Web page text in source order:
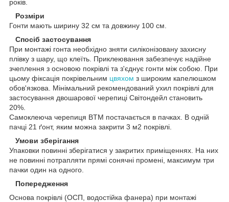
років.
Розміри
Гонти мають ширину 32 см та довжину 100 см.
Спосіб застосування
При монтажі гонта необхідно зняти силіконізовану захисну
плівку з шару, що клеїть. Приклеювання забезпечує надійне
зчеплення з основою покрівлі та з'єднує гонти між собою. При
цьому фіксація покрівельним цвяхом з широким капелюшком
обов'язкова. Мінімальний рекомендований ухил покрівлі для
застосування двошарової черепиці Світондейл становить
20%.
Самоклеюча черепиця BTM постачається в пачках. В одній
пачці 21 ґонт, яким можна закрити 3 м2 покрівлі.
Умови зберігання
Упаковки повинні зберігатися у закритих приміщеннях. На них
не повинні потрапляти прямі сонячні промені, максимум три
пачки один на одного.
Попередження
Основа покрівлі (ОСП, водостійка фанера) при монтажі